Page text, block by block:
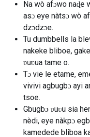
Na wò afɔwo naɖe
asɔ eye nàtsɔ wò
dzɔdzɔe.
Tu dumbbells la
nakeke bliboe,
ʋuʋua tame o.
Tɔ vie le etame,
vivivi agbugbɔ ayi
tsoe.
Gbugbɔ ʋuʋu sia
nèdi, eye nàkpɔ
kamedede bliboa